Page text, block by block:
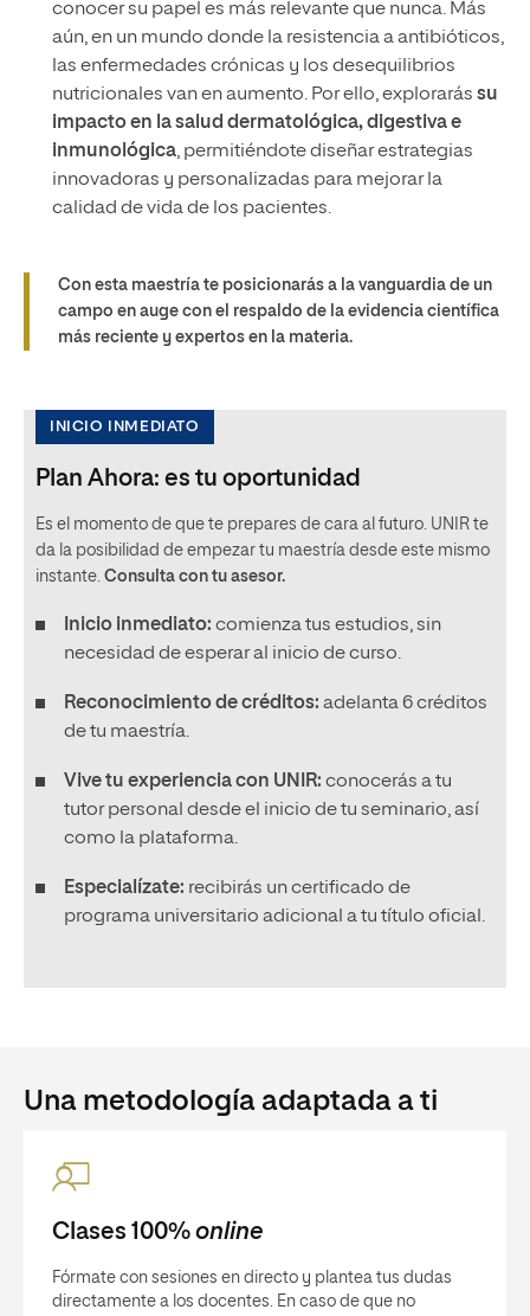
conocer su papel es más relevante que nunca. Más
aún, en un mundo donde la resistencia a antibióticos,
las enfermedades crónicas y los desequilibrios
nutricionales van en aumento. Por ello, explorarás su
impacto en la salud dermatológica, digestiva e
inmunológica, permitiéndote diseñar estrategias
innovadoras y personalizadas para mejorar la
calidad de vida de los pacientes.
Con esta maestría te posicionarás a la vanguardia de un
campo en auge con el respaldo de la evidencia científica
más reciente y expertos en la materia.
INICIO INMEDIATO
Plan Ahora: es tu oportunidad
Es el momento de que te prepares de cara al futuro. UNIR te
da la posibilidad de empezar tu maestría desde este mismo
instante. Consulta con tu asesor.
Inicio inmediato: comienza tus estudios, sin
necesidad de esperar al inicio de curso.
Reconocimiento de créditos: adelanta 6 créditos
de tu maestría.
Vive tu experiencia con UNIR: conocerás a tu
tutor personal desde el inicio de tu seminario, así
como la plataforma.
Especialízate: recibirás un certificado de
programa universitario adicional a tu título oficial.
Una metodología adaptada a ti
Clases 100% online
Fórmate con sesiones en directo y plantea tus dudas
directamente a los docentes. En caso de que no